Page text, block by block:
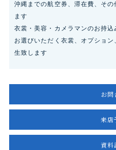
沖縄までの航空券、滞在費、そ
ます
衣裳・美容・カメラマンのお持
お選びいただく衣裳、オプショ
生致します
お問
来店
資料